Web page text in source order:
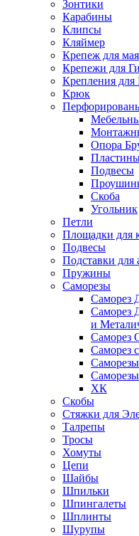
Зонтики
Карабины
Клипсы
Кляймер
Крепеж для
Крепежи для
Крепления для
Крюк
Опора
Подвесы
Скоба
Угольник
Петли
Площадки для
Подвесы
Подставки для
Пружины
Саморезы
Саморез
Саморез
и
Саморез
Саморез
ХК
Скобы
Стяжки для
Талрепы
Тросы
Хомуты
Цепи
Шайбы
Шпильки
Шпингалеты
Шплинты
Шурупы